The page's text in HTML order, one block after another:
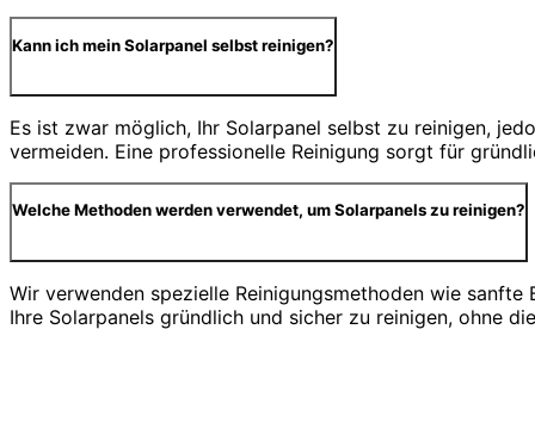
Kann ich mein Solarpanel selbst reinigen?
Es ist zwar möglich, Ihr Solarpanel selbst zu reinigen,
vermeiden. Eine professionelle Reinigung sorgt für
Welche Methoden werden verwendet, um Solarpanels zu reinigen?
Wir verwenden spezielle Reinigungsmethoden wie
Ihre Solarpanels gründlich und sicher zu reinigen, ohne